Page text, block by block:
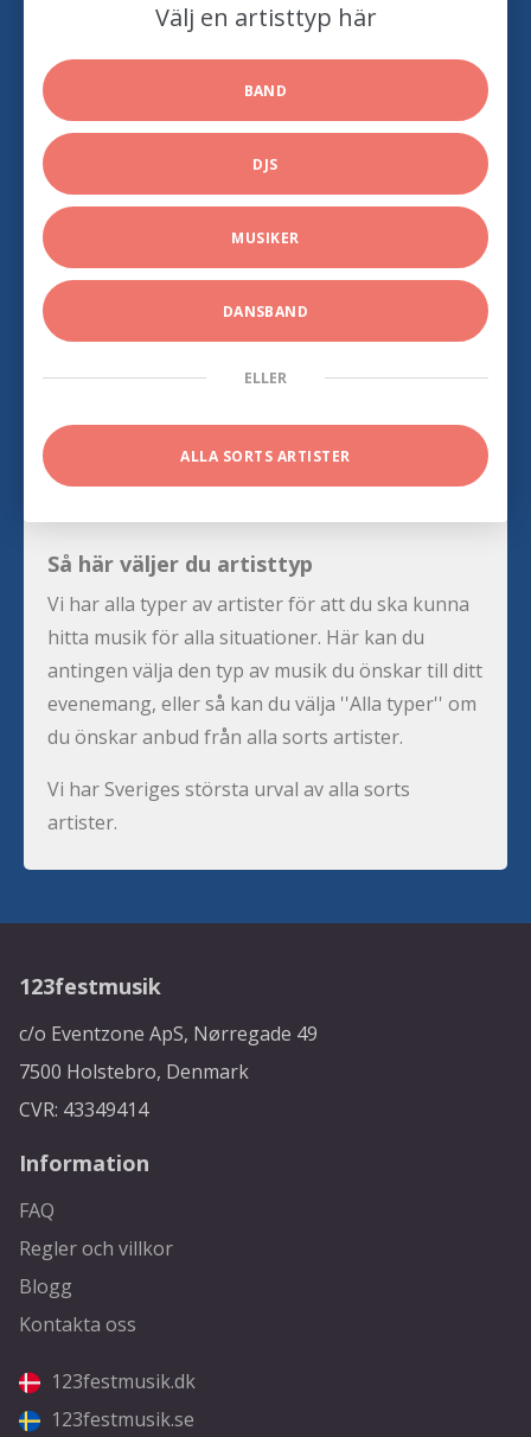
Välj en artisttyp här
BAND
DJS
MUSIKER
DANSBAND
ELLER
ALLA SORTS ARTISTER
Så här väljer du artisttyp
Vi har alla typer av artister för att du ska kunna
hitta musik för alla situationer. Här kan du
antingen välja den typ av musik du önskar till ditt
evenemang, eller så kan du välja ''Alla typer'' om
du önskar anbud från alla sorts artister.
Vi har Sveriges största urval av alla sorts
artister.
123festmusik
c/o Eventzone ApS, Nørregade 49
7500 Holstebro, Denmark
CVR: 43349414
Information
FAQ
Regler och villkor
Blogg
Kontakta oss
123festmusik.dk
123festmusik.se